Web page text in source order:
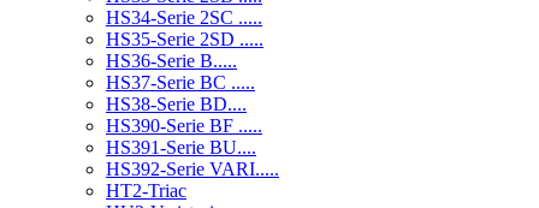
HS34-Serie 2SC .....
HS35-Serie 2SD .....
HS36-Serie B.....
HS37-Serie BC .....
HS38-Serie BD....
HS390-Serie BF .....
HS391-Serie BU....
HS392-Serie VARI.....
HT2-Triac